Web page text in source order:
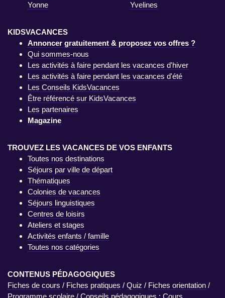
Yonne
Yvelines
KIDSVACANCES
Annoncer gratuitement & proposez vos offres ?
Qui sommes-nous
Les activités à faire pendant les vacances d'hiver
Les activités à faire pendant les vacances d'été
Les Conseils KidsVacances
Être référencé sur KidsVacances
Les partenaires
Magazine
TROUVEZ LES VACANCES DE VOS ENFANTS
Toutes nos destinations
Séjours par ville de départ
Thématiques
Colonies de vacances
Séjours linguistiques
Centres de loisirs
Ateliers et stages
Activités enfants / famille
Toutes nos catégories
CONTENUS PÉDAGOGIQUES
Fiches de cours / Fiches pratiques / Quiz / Fiches orientation /